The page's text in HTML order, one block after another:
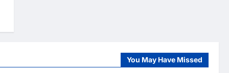
You May Have Missed